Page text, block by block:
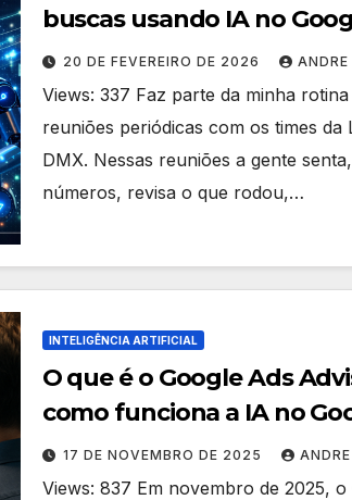
buscas usando IA no
André Aguiar
20 DE FEVEREIRO DE 2026
Views: 337 Faz parte da minha
reuniões periódicas com os times da
DMX. Nessas reuniões a gente
números, revisa o que rodou,…
INTELIGÊNCIA ARTIFICIAL
O que é o Google Ads
como funciona a IA no
17 DE NOVEMBRO DE 2025
Views: 837 Em novembro de 2025, o